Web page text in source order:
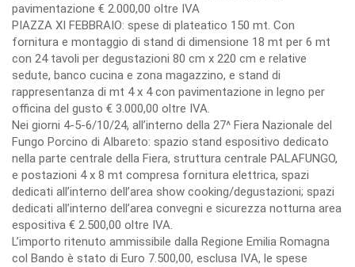
pavimentazione € 2.000,00 oltre IVA
PIAZZA XI FEBBRAIO: spese di plateatico 150 mt. Con
fornitura e montaggio di stand di dimensione 18 mt per 6 mt
con 24 tavoli per degustazioni 80 cm x 220 cm e relative
sedute, banco cucina e zona magazzino, e stand di
rappresentanza di mt 4 x 4 con pavimentazione in legno per
officina del gusto € 3.000,00 oltre IVA.
Nei giorni 4-5-6/10/24, all’interno della 27^ Fiera Nazionale del
Fungo Porcino di Albareto: spazio stand espositivo dedicato
nella parte centrale della Fiera, struttura centrale PALAFUNGO,
e postazioni 4 x 8 mt compresa fornitura elettrica, spazi
dedicati all’interno dell’area show cooking/degustazioni; spazi
dedicati all’interno dell’area convegni e sicurezza notturna area
espositiva € 2.500,00 oltre IVA.
L’importo ritenuto ammissibile dalla Regione Emilia Romagna
col Bando è stato di Euro 7.500,00, esclusa IVA, le spese